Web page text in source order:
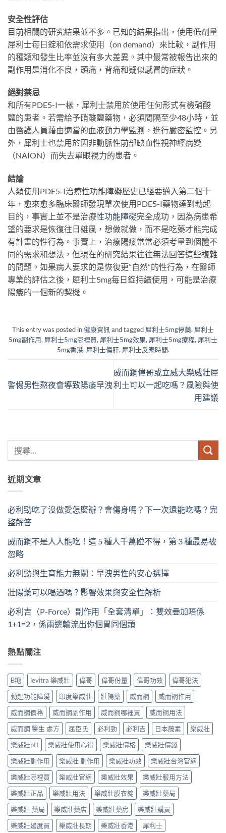
安全性評估
目前相關的研究結果並不多。已知的結果指出，使用低劑量
犀利士每日錠和依需求使用（on demand）來比較，副作用
的種類和發生比率並沒有多大差異。其中最常被報告出來的
副作用是消化不良，頭痛，背痛和疑似感冒的症狀。
絕對禁忌
和所有PDE5-I一樣，犀利士禁用於使用任何形式有機硝酸
鹽的患者。若需給予硝酸鹽藥物，必須間隔至少48小時，並
由醫護人員藉由適當的血液動力學監測，進行嚴密監控。另
外，犀利士也禁用於因非動脈性前部缺血性視神經病變
（NAION）而失去單眼視力的患者。
結論
人類使用PDE5-I治療性功能障礙歷史已經要邁入第二個十
年，愈來愈多臨床醫師發現單次使用PDE5-I藥物達到勃起
目的，事實上並不是治療性功能障礙完全成功，因為病患希
望的要求是恢復往日雄風，想做就做，而不是吃藥才能完成
有計畫的性行為。事實上，治療陽痿常常必須考量到個體不
同的需求和想法，但現在的研究結果往往無法回答這些複雜
的問題。如果病人要求的是恢復更”自然”的性行為，在醫師
專業的評估之後，犀利士5mg每日錠持續使用，可能是治療
陽痿的一個新的契機。
This entry was posted in健康資訊and tagged 犀利士5mg停藥, 犀利士
5mg副作用, 犀利士5mg哪裡買, 犀利士5mg效果, 犀利士5mg療程, 犀利士
5mg香港, 犀利士傷肝, 犀利士反應時間.
警惕男性熬夜會導致陽痿早洩
威而鋼偉哥或立威大樂威壯犀
利士可以一起吃嗎？風險與使
用建議
近期文章
必利勁吃了沒做愛怎麼辦？會傷身嗎？下一次還能吃嗎？完
整解答
威而鋼不是人人能吃！這 5 種人千萬碰不得，第 3 種最易被
忽略
必利勁與生育能力無關：早洩男性的安心選擇
壯陽藥可以喝酒嗎？影響效果與安全性解析
必利吉（P-Force）副作用「全套清單」：雙效疊加唔係
1+1=2，係兩邊輪流出你個胃同個頭
熱點關注
B糖 levitra 樂威壯 偉哥 偉哥份量 偉哥功效
偉哥犯法
勃起功能障礙
印度樂威壯 壯陽藥 威而鋼
威而鋼作用
威而鋼價格
威而鋼副作用 威而鋼哪裡買
威而鋼用法
威而鋼 醫生 處方
屈臣氏 必利勁 必利吉 日本藤素
樂威壯
樂威壯ptt
樂威壯使用心得 樂威壯價格
樂威壯價錢
樂威壯副作用
樂威壯 副作用 樂威壯功效
樂威壯台灣官網
樂威壯哪裡買
樂威壯官網 樂威壯效果
樂威壯服用方法
樂威壯正品
樂威壯用法 樂威壯膜衣錠
樂威壯藥局
樂威壯 藥局
樂威壯藥店 樂威壯藥房
樂威壯購買
樂威壯邊度買
樂威壯長期 樂威壯香港 犀利士